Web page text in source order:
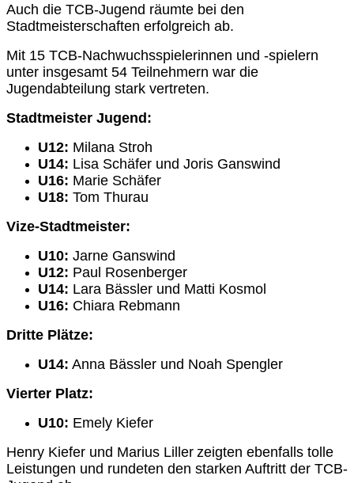
Auch die TCB-Jugend räumte bei den
Stadtmeisterschaften erfolgreich ab.
Mit 15 TCB-Nachwuchsspielerinnen und -spielern
unter insgesamt 54 Teilnehmern war die
Jugendabteilung stark vertreten.
Stadtmeister Jugend:
U12: Milana Stroh
U14: Lisa Schäfer und Joris Ganswind
U16: Marie Schäfer
U18: Tom Thurau
Vize-Stadtmeister:
U10: Jarne Ganswind
U12: Paul Rosenberger
U14: Lara Bässler und Matti Kosmol
U16: Chiara Rebmann
Dritte Plätze:
U14: Anna Bässler und Noah Spengler
Vierter Platz:
U10: Emely Kiefer
Henry Kiefer und Marius Liller zeigten ebenfalls tolle
Leistungen und rundeten den starken Auftritt der TCB-